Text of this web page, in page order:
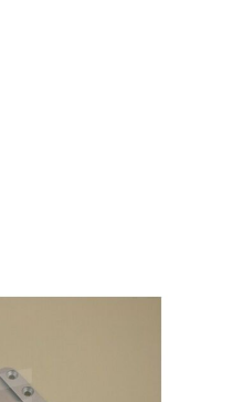
Deze traditionele